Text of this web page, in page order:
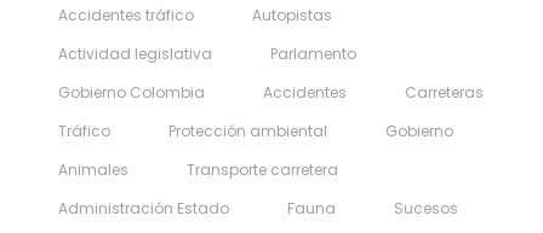
Accidentes tráfico
Autopistas
Actividad legislativa
Parlamento
Gobierno Colombia
Accidentes
Carreteras
Tráfico
Protección ambiental
Gobierno
Animales
Transporte carretera
Administración Estado
Fauna
Sucesos